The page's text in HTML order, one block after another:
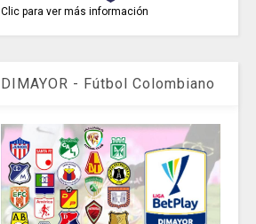
Clic para ver más información
DIMAYOR - Fútbol Colombiano